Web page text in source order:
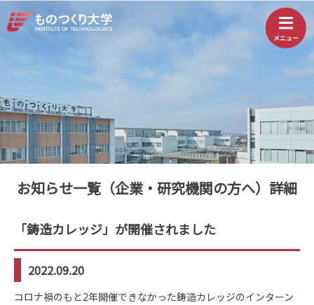
お知らせ一覧（企業・研究機関の方へ）詳細
「鋳造カレッジ」が開催されました
2022.09.20
コロナ禍のもと2年開催できなかった鋳造カレッジのインターン